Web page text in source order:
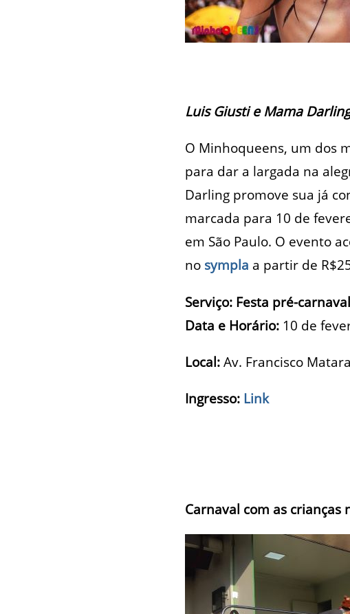
Luis Giusti e Mama
O Minhoqueens, um dos
para dar a largada na
Darling promove sua já
marcada para 10 de
em São Paulo. O evento
no sympla a partir de
Serviço: Festa pré-
Data e Horário: 10 de
Local:Av. Francisco
Ingresso: Link
Carnaval com as